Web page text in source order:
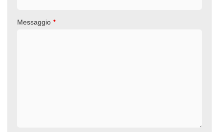
Messaggio *